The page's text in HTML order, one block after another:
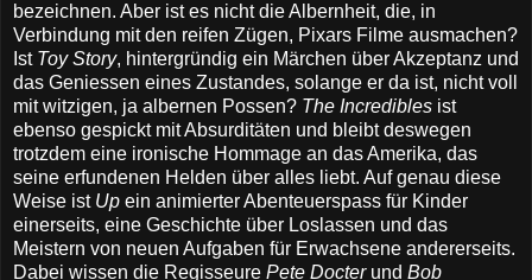
bezeichnen. Aber ist es nicht die Albernheit, die, in
Verbindung mit den reifen Zügen, Pixars Filme ausmachen?
Ist Toy Story, hintergründig ein Märchen über Akzeptanz und
das Geniessen eines Zustandes, solange er da ist, nicht voll
mit witzigen, ja albernen Possen? The Incredibles ist
ebenso gespickt mit Absurditäten und bleibt deswegen
trotzdem eine ironische Hommage an das Amerika, das
seine erfundenen Helden über alles liebt. Auf genau diese
Weise ist Up ein animierter Abenteuerspass für Kinder
einerseits, eine Geschichte über Loslassen und das
Meistern von neuen Aufgaben für Erwachsene andererseits.
Dabei wissen die Regisseure Pete Docter und Bob